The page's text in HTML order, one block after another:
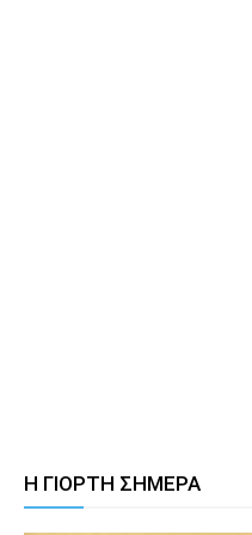
Η ΓΙΟΡΤΗ ΣΗΜΕΡΑ